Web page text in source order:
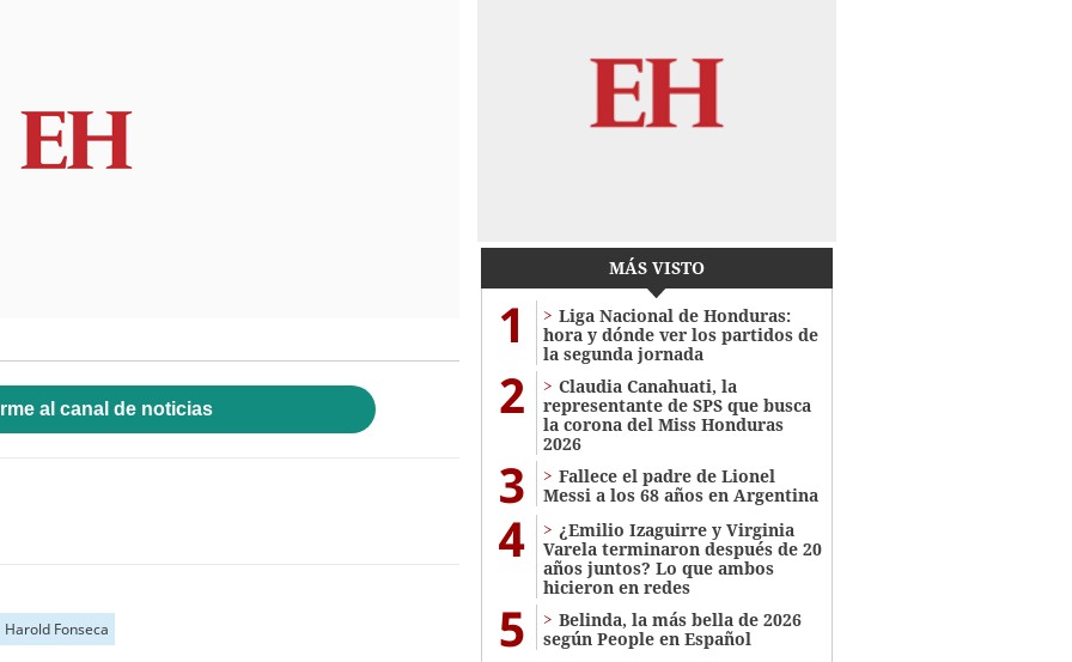
al canal de noticias
Harold Fonseca
MÁS VISTO
1
Liga Nacional de Honduras:
hora y dónde ver los partidos de
la segunda jornada
2
Claudia Canahuati, la
representante de SPS que busca
la corona del Miss Honduras
2026
3
Fallece el padre de Lionel
Messi a los 68 años en Argentina
4
¿Emilio Izaguirre y Virginia
Varela terminaron después de 20
años juntos? Lo que ambos
hicieron en redes
5
Belinda, la más bella de 2026
según People en Español